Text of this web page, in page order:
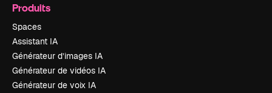
Produits
Spaces
Assistant IA
Générateur d’images IA
Générateur de vidéos IA
Générateur de voix IA